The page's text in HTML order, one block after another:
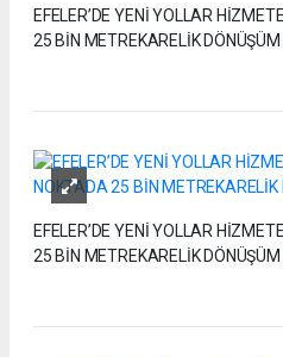
EFELER’DE YENİ YOLLAR
25 BİN METREKARELİK DÖNÜŞÜM
EFELER’DE YENİ YOLLAR
25 BİN METREKARELİK DÖNÜŞÜM